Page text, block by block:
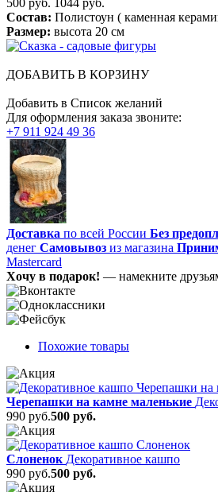
Состав: Полистоун ( каменная
Размер: высота 20 см
ДОБАВИТЬ В КОРЗИНУ
Добавить в Список желаний
Для оформления заказа звоните:
+7 911 924 49 36
Доставка по всей России Без
денег Самовывоз из магазина
Mastercard
Хочу в подарок! — намекните
Похожие товары
Черепашки на камне маленькие
990 руб.500 руб.
Слоненок Декоративное кашпо
990 руб.500 руб.